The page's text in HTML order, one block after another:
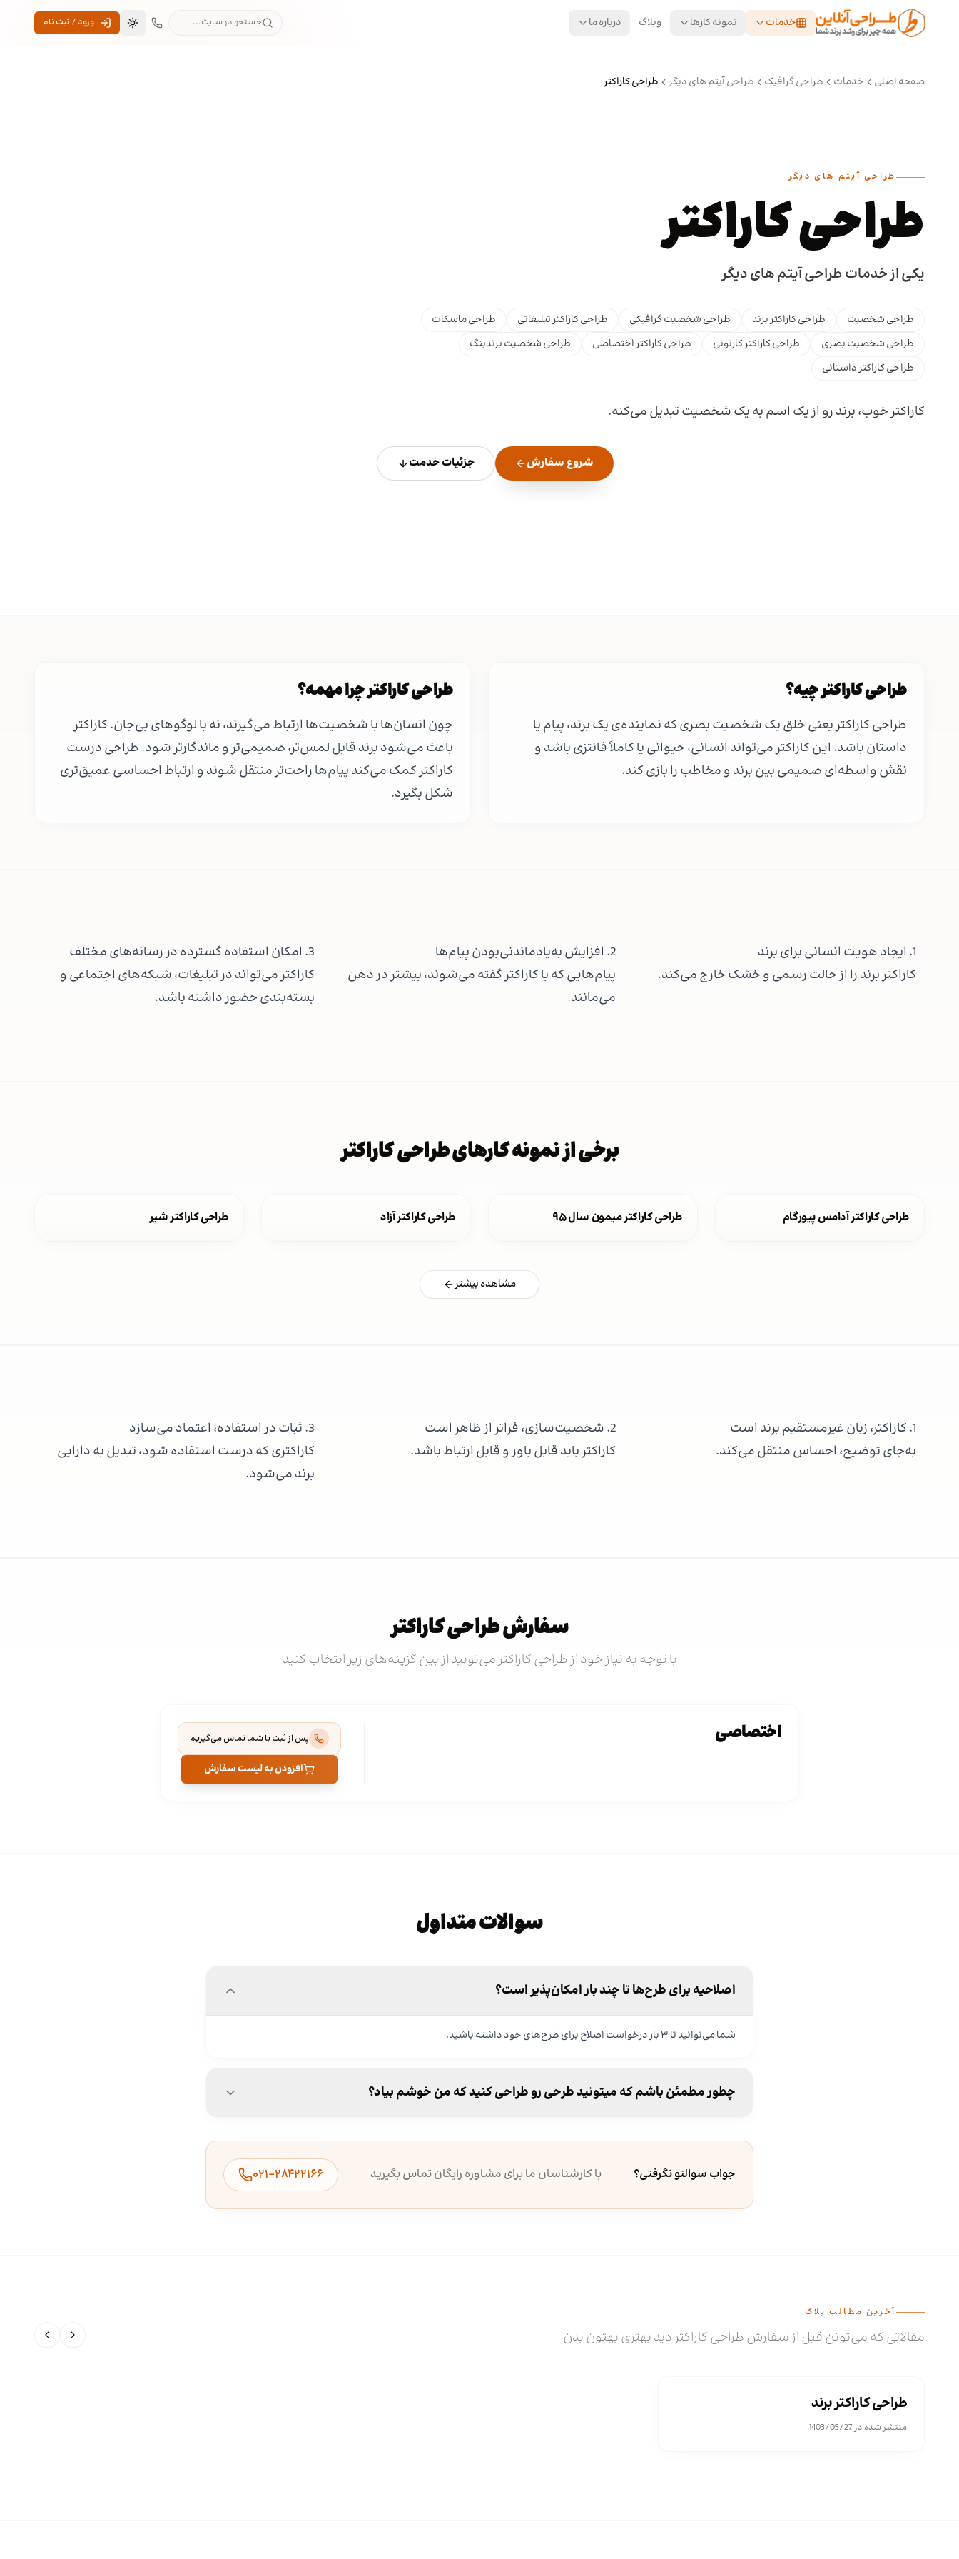
پرش به محتوای اصلی
خدمات نمونه کارها وبلاگ درباره ما جستجو در سایت... تغییر به حالت تاریک
ورود / ثبت نام
صفحه اصلی خدمات طراحی گرافیک طراحی آیتم های دیگر طراحی کاراکتر
طراحی آیتم های دیگر
طراحی کاراکتر
یکی از خدمات طراحی آیتم های دیگر
طراحی شخصیت طراحی کاراکتر برند طراحی شخصیت گرافیکی طراحی کاراکتر تبلیغاتی
طراحی ماسکات
طراحی شخصیت بصری
طراحی کاراکتر کارتونی طراحی کاراکتر اختصاصی
طراحی شخصیت برندینگ
طراحی کاراکتر داستانی
کاراکتر خوب، برند رو از یک اسم به یک شخصیت تبدیل می‌کنه.
شروع سفارش جزئیات خدمت
طراحی کاراکتر چیه؟
طراحی کاراکتر یعنی خلق یک شخصیت بصری که نماینده‌ی یک برند، پیام یا
داستان باشد. این کاراکتر می‌تواند انسانی، حیوانی یا کاملاً فانتزی باشد و
نقش واسطه‌ای صمیمی بین برند و مخاطب را بازی کند.
طراحی کاراکتر چرا مهمه؟
چون انسان‌ها با شخصیت‌ها ارتباط می‌گیرند، نه با لوگوهای بی‌جان. کاراکتر
باعث می‌شود برند قابل لمس‌تر، صمیمی‌تر و ماندگارتر شود. طراحی درست
کاراکتر کمک می‌کند پیام‌ها راحت‌تر منتقل شوند و ارتباط احساسی عمیق‌تری
شکل بگیرد.
1. ایجاد هویت انسانی برای برند
کاراکتر برند را از حالت رسمی و خشک خارج می‌کند.
2. افزایش به‌یادماندنی‌بودن پیام‌ها
پیام‌هایی که با کاراکتر گفته می‌شوند، بیشتر در ذهن
می‌مانند.
3. امکان استفاده گسترده در رسانه‌های مختلف
کاراکتر می‌تواند در تبلیغات، شبکه‌های اجتماعی و
بسته‌بندی حضور داشته باشد.
برخی از نمونه کارهای طراحی کاراکتر
طراحی کاراکتر آدامس پیورگام طراحی کاراکتر میمون سال ۹۵ طراحی کاراکتر آزاد طراحی کاراکتر شیر
مشاهده بیشتر
1. کاراکتر، زبان غیرمستقیم برند است
به‌جای توضیح، احساس منتقل می‌کند.
2. شخصیت‌سازی، فراتر از ظاهر است
کاراکتر باید قابل باور و قابل ارتباط باشد.
3. ثبات در استفاده، اعتماد می‌سازد
کاراکتری که درست استفاده شود، تبدیل به دارایی
برند می‌شود.
سفارش طراحی کاراکتر
با توجه به نیاز خود از طراحی کاراکتر می‌تونید از بین گزینه‌های زیر انتخاب کنید
اختصاصی پس از ثبت با شما تماس می‌گیریم
افزودن به لیست سفارش
سوالات متداول
اصلاحیه برای طرح‌ها تا چند بار امکان‌پذیر است؟
شما می‌توانید تا ۳ بار درخواست اصلاح برای طرح‌های خود داشته باشید.
چطور مطمئن باشم که میتونید طرحی رو طراحی کنید که من خوشم بیاد؟
جواب سوالتو نگرفتی؟ با کارشناسان ما برای مشاوره رایگان تماس بگیرید ۰۲۱-۲۸۴۲۲۱۶۶
آخرین مطالب بلاگ
مقالاتی که می‌تونن قبل از سفارش طراحی کاراکتر دید بهتری بهتون بدن
طراحی کاراکتر برند
منتشر شده در 1403/05/27